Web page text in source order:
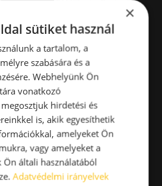
×
sütiket használ
a tartalom, a
szabására és a
Webhelyünk Ön
vonatkozó
hirdetési és
is, akik egyesíthetik
amelyeket Ön
vagy amelyeket a
Ön általi használatából
Adatvédelmi irányelvek